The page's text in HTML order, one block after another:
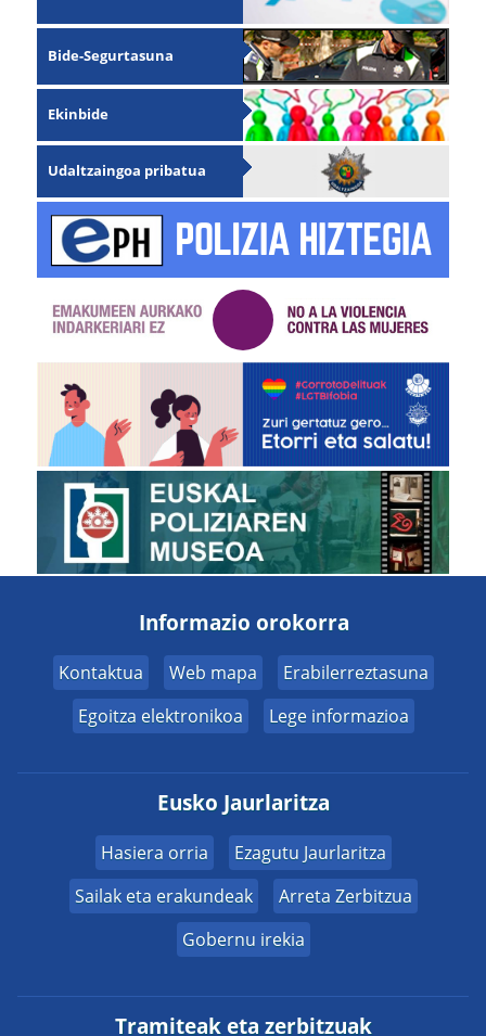
Bide-Segurtasuna
Ekinbide
Udaltzaingoa pribatua
Informazio orokorra
Kontaktua Web mapa
Erabilerreztasuna
Egoitza elektronikoa
Lege informazioa
Eusko Jaurlaritza
Hasiera orria
Ezagutu Jaurlaritza
Sailak eta erakundeak
Arreta Zerbitzua
Gobernu irekia
Tramiteak eta zerbitzuak